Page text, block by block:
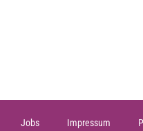
Jobs Impressum